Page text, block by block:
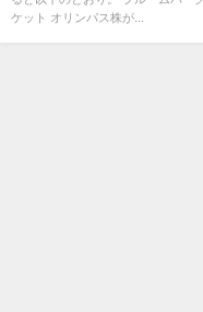
ケット オリンパス株が...